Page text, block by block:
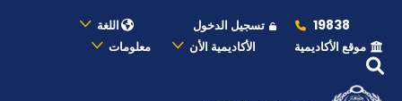
19838 تسجيل الدخول
اللغة
موقع الأكاديمية
الأكاديمية الأن معلومات